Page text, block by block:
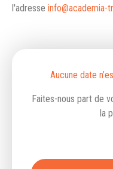
l'adresse info@academia-
Aucune date
Faites-nous part de
la